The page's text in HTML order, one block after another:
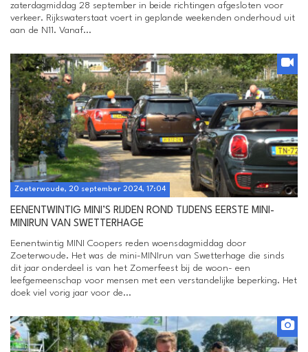
zaterdagmiddag 28 september in beide richtingen afgesloten voor
verkeer. Rijkswaterstaat voert in geplande weekenden onderhoud uit
aan de N11. Vanaf...
Zoeterwoude, 20 september 2024, 17:04
EENENTWINTIG MINI’S RIJDEN ROND TIJDENS EERSTE MINI-
MINIRUN VAN SWETTERHAGE
Eenentwintig MINI Coopers reden woensdagmiddag door
Zoeterwoude. Het was de mini-MINIrun van Swetterhage die sinds
dit jaar onderdeel is van het Zomerfeest bij de woon- een
leefgemeenschap voor mensen met een verstandelijke beperking. Het
doek viel vorig jaar voor de...